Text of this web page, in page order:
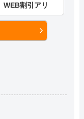
WEB割引アリ